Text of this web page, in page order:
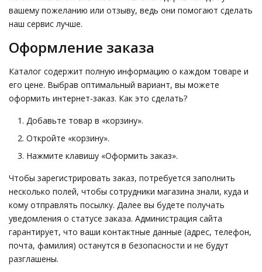
вашему пожеланию или отзыву, ведь они помогают сделать
наш сервис лучше.
Оформление заказа
Каталог содержит полную информацию о каждом товаре и
его цене. Выбрав оптимальный вариант, вы можете
оформить интернет-заказ. Как это сделать?
Добавьте товар в «корзину».
Откройте «корзину».
Нажмите клавишу «Оформить заказ».
Чтобы зарегистрировать заказ, потребуется заполнить
несколько полей, чтобы сотрудники магазина знали, куда и
кому отправлять посылку. Далее вы будете получать
уведомления о статусе заказа. Администрация сайта
гарантирует, что ваши контактные данные (адрес, телефон,
почта, фамилия) останутся в безопасности и не будут
разглашены.